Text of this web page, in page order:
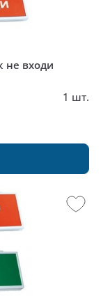
не входи
1 шт.